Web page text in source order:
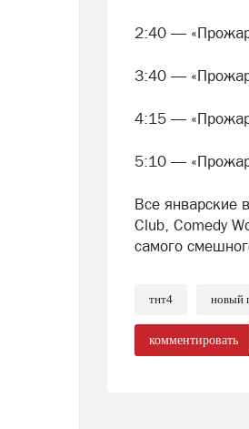
2:40 —
3:40 —
4:15 —
5:10 —
Все январские
Club, Comedy
самого
тнт4 новый
комментировать